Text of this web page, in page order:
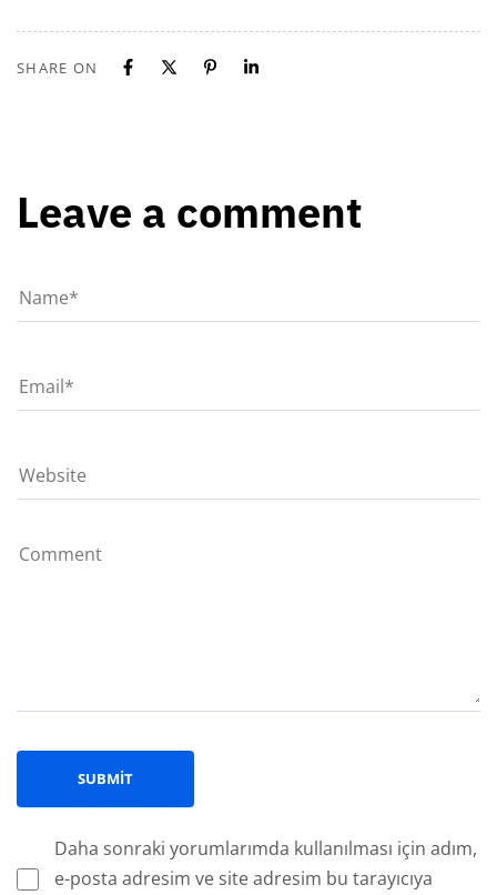
SHARE ON
Leave a comment
Daha sonraki yorumlarımda kullanılması için adım,
e-posta adresim ve site adresim bu tarayıcıya